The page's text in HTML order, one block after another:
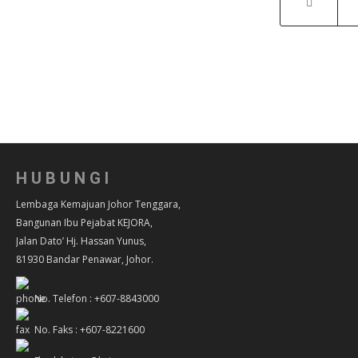
HUBUNGI
Lembaga Kemajuan Johor Tenggara,
Bangunan Ibu Pejabat KEJORA,
Jalan Dato’ Hj. Hassan Yunus,
81930 Bandar Penawar, Johor.
No. Telefon : +607-8843000
No. Faks : +607-8221600